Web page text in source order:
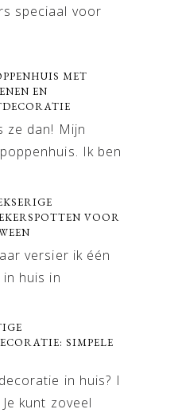
speciaal voor
MET
EN
ze dan! Mijn
Ik ben
VOOR
versier ik één
huis in
SIMPELE
in huis? I
kunt zoveel